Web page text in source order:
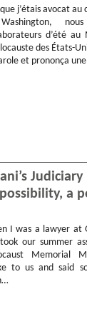
j’étais avocat au
d’été au
des États-
et prononça
Judiciary
a
I was a lawyer at
our summer
Memorial
to us and said